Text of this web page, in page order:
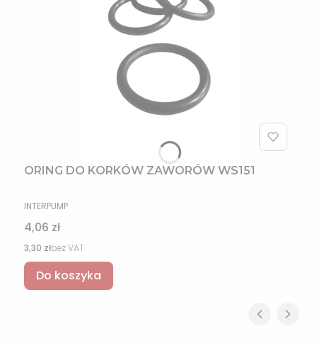
ORING DO KORKÓW ZAWORÓW WS151
PRODUCENT
INTERPUMP
Cena
4,06 zł
Cena
3,30 złbez VAT
Do koszyka